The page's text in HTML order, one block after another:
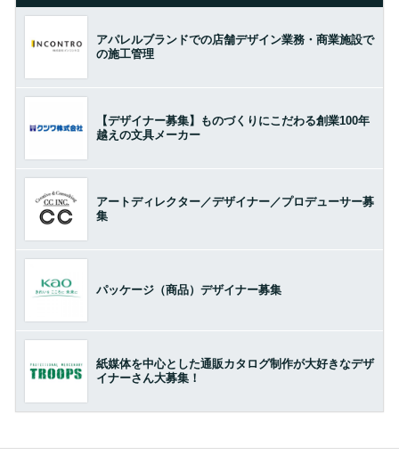
アパレルブランドでの店舗デザイン業務・商業施設で
の施工管理
【デザイナー募集】ものづくりにこだわる創業100年
越えの文具メーカー
アートディレクター／デザイナー／プロデューサー募
集
パッケージ（商品）デザイナー募集
紙媒体を中心とした通販カタログ制作が大好きなデザ
イナーさん大募集！